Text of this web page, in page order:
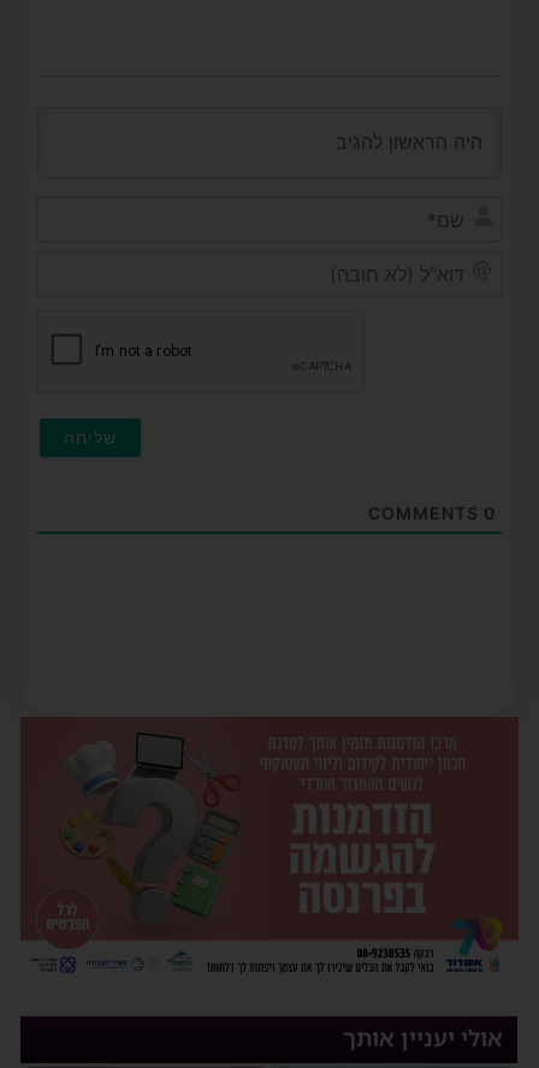
0
אולי יעניין אותך